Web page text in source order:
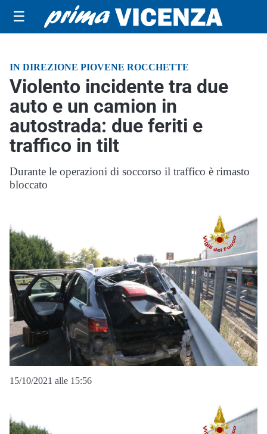
☰
IN DIREZIONE PIOVENE ROCCHETTE
Violento incidente tra due
auto e un camion in
autostrada: due feriti e
traffico in tilt
Durante le operazioni di soccorso il traffico è rimasto
bloccato
15/10/2021 alle 15:56